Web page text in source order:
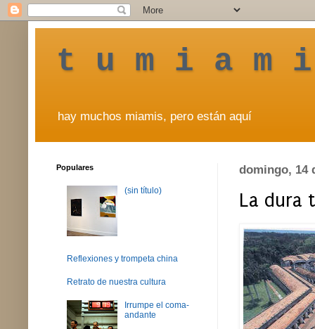
t u m i a m
hay muchos miamis, pero están aquí
domingo, 14
La dura
Populares
(sin título)
Reflexiones y trompeta china
Retrato de nuestra cultura
Irrumpe el coma-
andante